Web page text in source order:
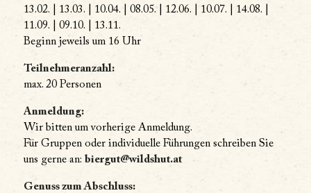
13.02. | 13.03. | 10.04. | 08.05. | 12.06. | 10.07. | 14.08. |
11.09. | 09.10. | 13.11.
Beginn jeweils um 16 Uhr
Teilnehmeranzahl:
max. 20 Personen
Anmeldung:
Wir bitten um vorherige Anmeldung.
Für Gruppen oder individuelle Führungen schreiben Sie
uns gerne an: biergut@wildshut.at
Genuss zum Abschluss: